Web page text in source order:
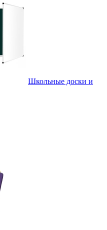
Школьные доски и